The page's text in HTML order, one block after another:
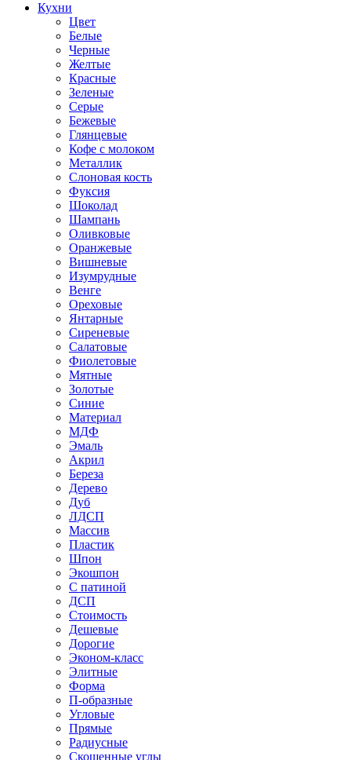
Кухни
Цвет
Белые
Черные
Желтые
Красные
Зеленые
Серые
Бежевые
Глянцевые
Кофе с молоком
Металлик
Слоновая кость
Фуксия
Шоколад
Шампань
Оливковые
Оранжевые
Вишневые
Изумрудные
Венге
Ореховые
Янтарные
Сиреневые
Салатовые
Фиолетовые
Мятные
Золотые
Синие
Материал
МДФ
Эмаль
Акрил
Береза
Дерево
Дуб
ЛДСП
Массив
Пластик
Шпон
Экошпон
С патиной
ДСП
Стоимость
Дешевые
Дорогие
Эконом-класс
Элитные
Форма
П-образные
Угловые
Прямые
Радиусные
Скошенные углы